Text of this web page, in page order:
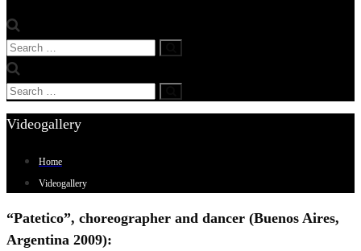
Search
for:
Search
for:
Videogallery
Home
Videogallery
“Patetico”, choreographer and dancer (Buenos Aires,
Argentina 2009):